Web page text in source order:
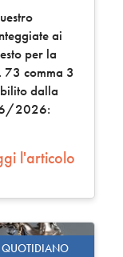
ai
per la
comma 3
dalla
2026:
l'articolo
QUOTIDIANO